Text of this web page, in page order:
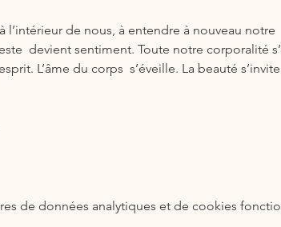
de nous, à entendre à nouveau notre
devient sentiment. Toute notre corporalité
L’âme du corps  s’éveille. La beauté
de données analytiques et de cookies